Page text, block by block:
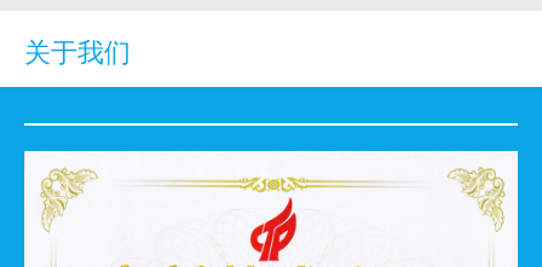
关于我们